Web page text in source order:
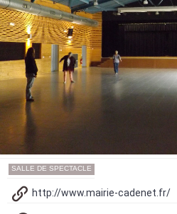
SALLE DE SPECTACLE
http://www.mairie-cadenet.fr/